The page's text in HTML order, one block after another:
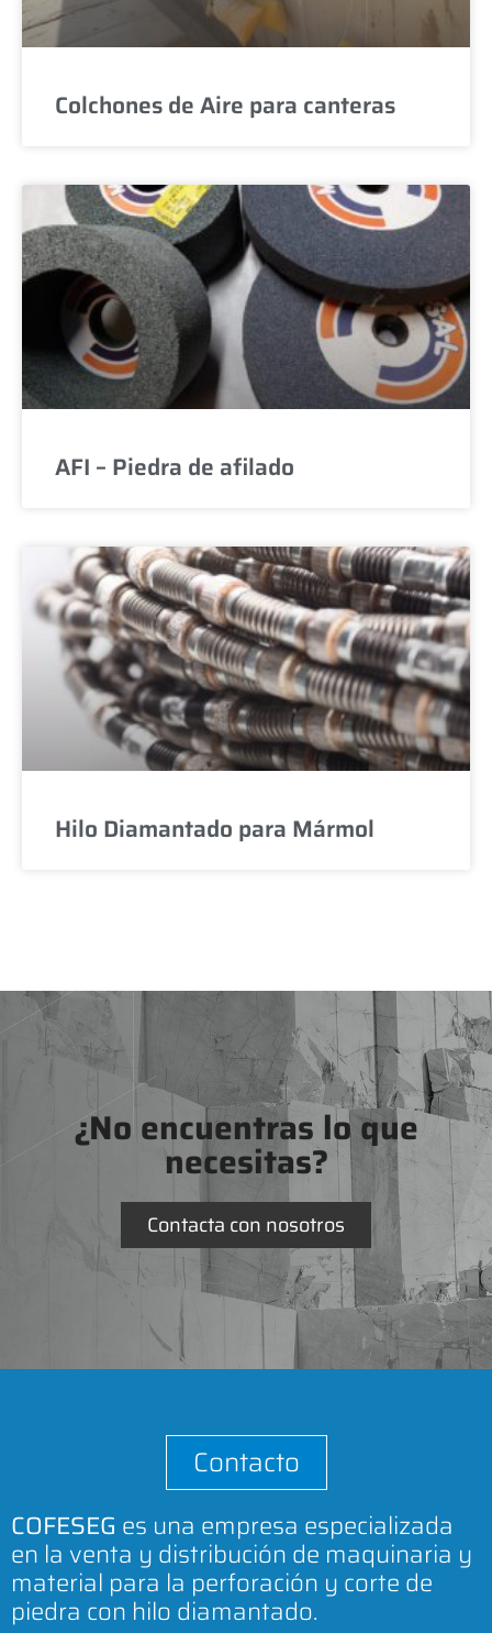
Colchones de Aire para canteras
AFI – Piedra de afilado
Hilo Diamantado para Mármol
¿No encuentras lo que
necesitas?
Contacta con nosotros
Contacto
COFESEG es una empresa especializada
en la venta y distribución de maquinaria y
material para la perforación y corte de
piedra con hilo diamantado.